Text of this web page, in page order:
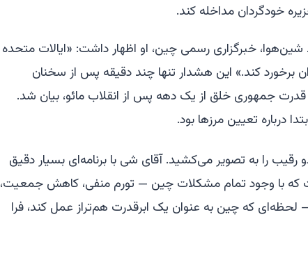
خودگردان مداخله کند.
خبرگزاری رسمی چین، او اظهار داشت: «ایالات متحده
برخورد کند.» این هشدار تنها چند دقیقه پس از سخنان
قدرت جمهوری خلق از یک دهه پس از انقلاب مائو، بیان شد.
درباره تعیین مرزها بود.
را به تصویر می‌کشید. آقای شی با برنامه‌ای بسیار دقیق
که با وجود تمام مشکلات چین — تورم منفی، کاهش جمعیت،
که چین به عنوان یک ابرقدرت هم‌تراز عمل کند، فرا